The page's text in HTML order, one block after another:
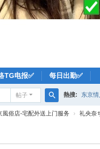
TG电报✅ 每日出勤✅
帖子
搜
熱搜: 东京
風俗店-宅配外送上门服务 › 礼央奈